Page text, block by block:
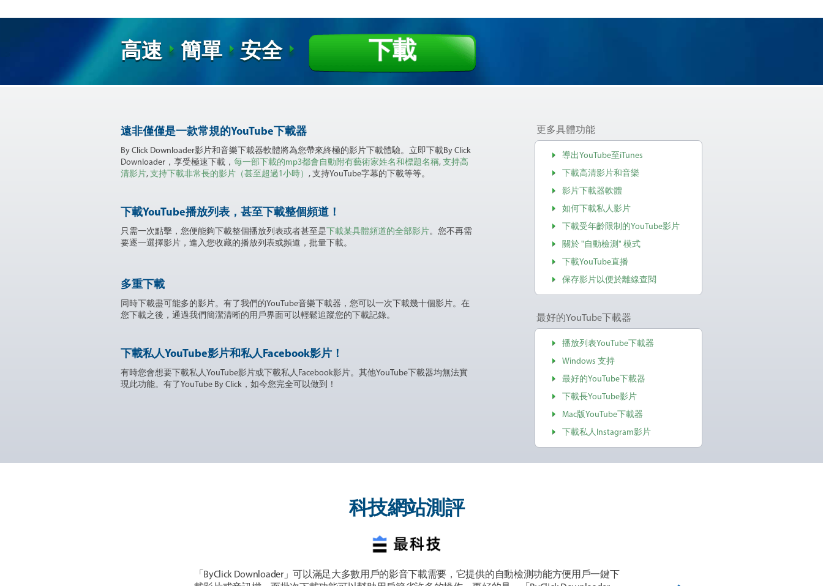
高速 簡單 安全 下載
遠非僅僅是一款常規的YouTube下載器
By Click Downloader影片和音樂下載器軟體將為您帶來終極的影片下載體驗。立即下載By Click
Downloader，享受極速下載， 每一部下載的mp3都會自動附有藝術家姓名和標題名稱, 支持高
清影片, 支持下載非常長的影片（甚至超過1小時） , 支持YouTube字幕的下載等等。
下載YouTube播放列表，甚至下載整個頻道！
只需一次點擊，您便能夠下載整個播放列表或者甚至是 下載某具體頻道的全部影片。您不再需
要逐一選擇影片，進入您收藏的播放列表或頻道，批量下載。
多重下載
同時下載盡可能多的影片。有了我們的YouTube音樂下載器，您可以一次下載幾十個影片。在
您下載之後，通過我們簡潔清晰的用戶界面可以輕鬆追蹤您的下載記錄。
下載私人YouTube影片和私人Facebook影片！
有時您會想要下載私人YouTube影片或下載私人Facebook影片。其他YouTube下載器均無法實
現此功能。有了YouTube By Click，如今您完全可以做到！
更多具體功能
導出YouTube至iTunes
下載高清影片和音樂
影片下載器軟體
如何下載私人影片
下載受年齡限制的YouTube影片
關於 "自動檢測" 模式
下載YouTube直播
保存影片以便於離線查閱
最好的YouTube下載器
播放列表YouTube下載器
Windows 支持
最好的YouTube下載器
下載長YouTube影片
Mac版YouTube下載器
下載私人Instagram影片
科技網站測評
「ByClick Downloader」可以滿足大多數用戶的影音下載需要，它提供的自動檢測功能方便用戶一鍵下